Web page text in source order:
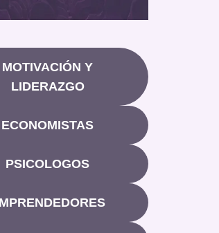
MOTIVACIÓN Y
LIDERAZGO
ECONOMISTAS
PSICOLOGOS